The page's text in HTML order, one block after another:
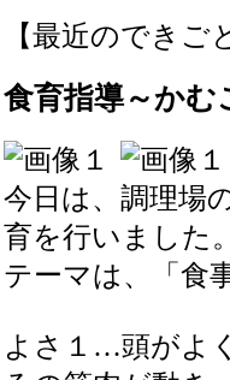
【最近のできご
食育指導～かむ
今日は、調理場
育を行いました
テーマは、「食
よさ１…頭がよ